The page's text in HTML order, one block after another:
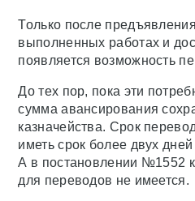
Только после
выполненных работах и
появляется возможность
До тех пор, пока эти
сумма авансирования
казначейства. Срок
иметь срок более двух
А в постановлении №1552
для переводов не имеется.